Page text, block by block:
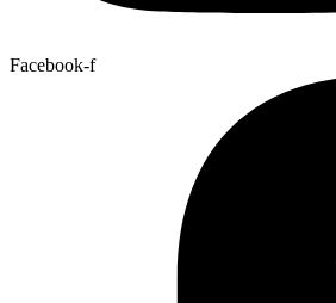
Facebook-f